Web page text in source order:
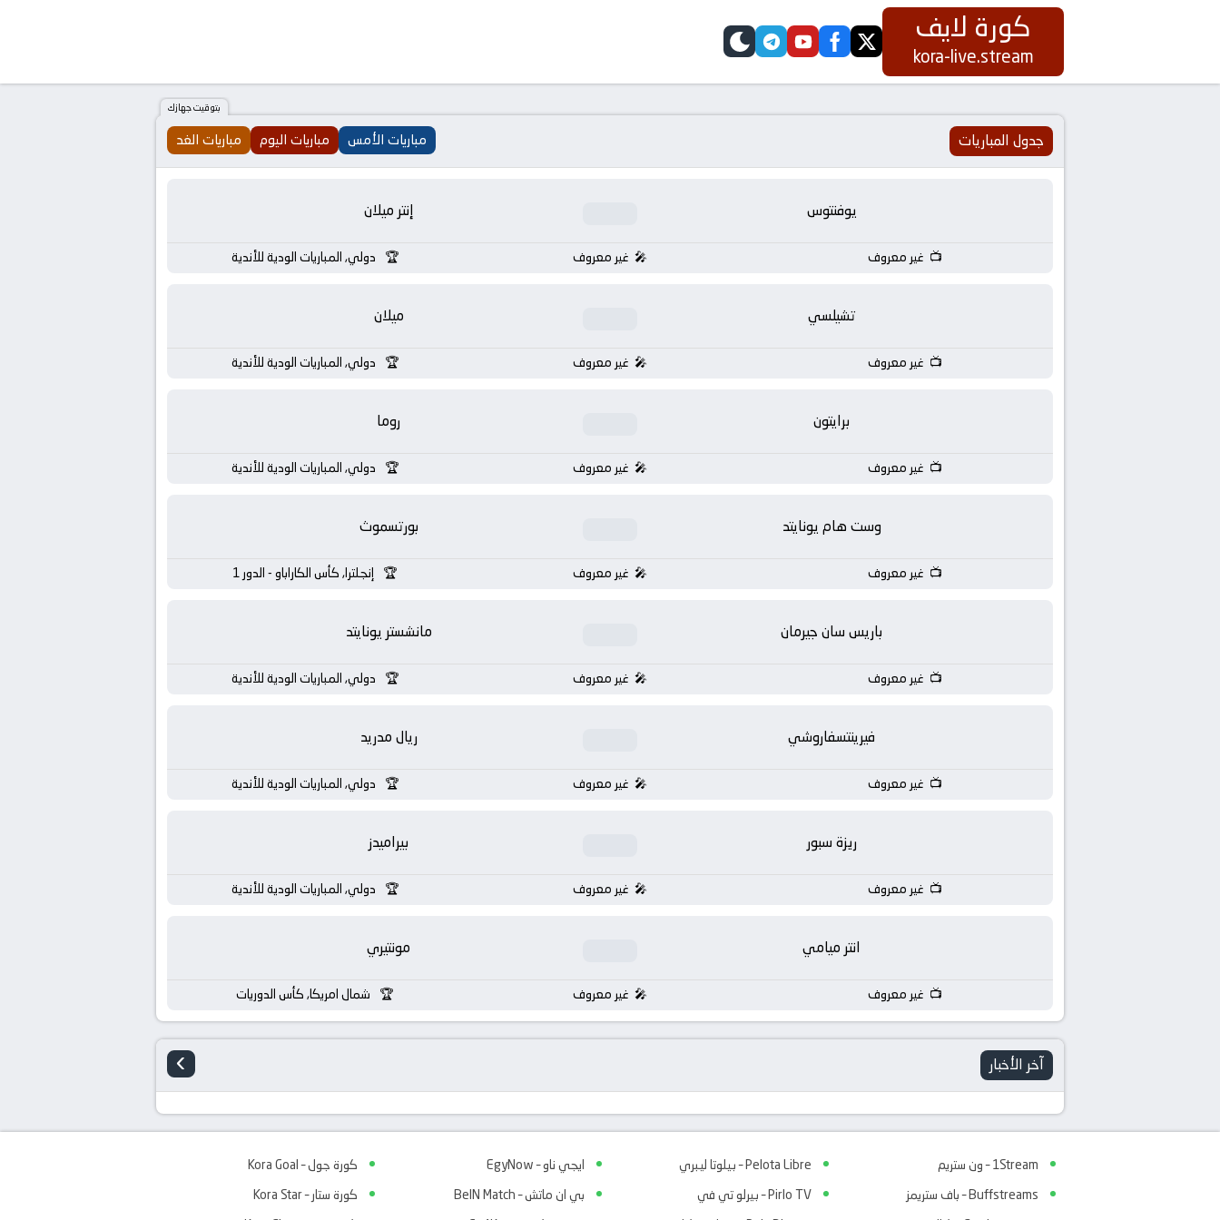
كورة
لايف
كورة لايف
kora-live.stream
twitter
facebook
youtube
telegram
skin
بتوقيت جهازك
جدول المباريات مباريات الأمس مباريات اليوم مباريات الغد
يوفنتوس إنتر ميلان
غير معروف غير معروف دولي, المباريات الودية للأندية
تشيلسي ميلان
غير معروف غير معروف دولي, المباريات الودية للأندية
برايتون روما
غير معروف غير معروف دولي, المباريات الودية للأندية
وست هام يونايتد بورتسموث
غير معروف غير معروف إنجلترا, كأس الكاراباو - الدور 1
باريس سان جيرمان مانشستر يونايتد
غير معروف غير معروف دولي, المباريات الودية للأندية
فيرينتسفاروشي ريال مدريد
غير معروف غير معروف دولي, المباريات الودية للأندية
ريزة سبور بيراميدز
غير معروف غير معروف دولي, المباريات الودية للأندية
انتر ميامي مونتيري
غير معروف غير معروف شمال امريكا, كأس الدوريات
آخر الأخبار ›
1Stream – ون ستريم
Buffstreams – باف ستريمز
Pelota Libre – بيلوتا ليبري
Pirlo TV – بيرلو تي في
ايجي ناو – EgyNow
بي ان ماتش – BeIN Match
كورة جول – Kora Goal
كورة ستار – Kora Star